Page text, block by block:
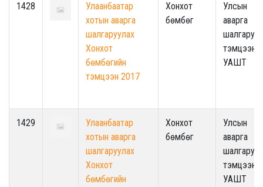
1428
Улаанбаатар
хотын аварга
шалгаруулах
Хонхот
бөмбөгийн
тэмцээн 2017
Хонхот
бөмбөг
Улсын
аварга
тэмцээн -
УАШТ
1429
Улаанбаатар
хотын аварга
шалгаруулах
Хонхот
бөмбөгийн
Хонхот
бөмбөг
Улсын
аварга
тэмцээн -
УАШТ